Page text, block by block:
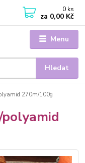
Menu
Hledat
0 ks
za 0,00 Kč
270m/100g